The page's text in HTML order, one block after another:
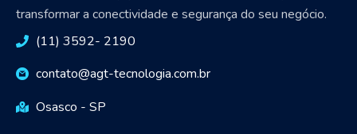
transformar a conectividade e segurança do seu negócio.
(11) 3592- 2190
contato@agt-tecnologia.com.br
Osasco - SP